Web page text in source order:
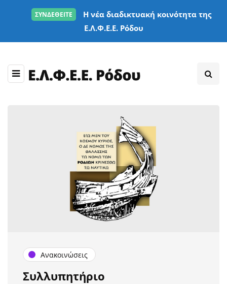
ΣΥΝΔΕΘΕΙΤΕ
Η νέα διαδικτυακή κοινότητα της
Ε.Λ.Φ.Ε.Ε. Ρόδου
Ανακοινώσεις
Συλλυπητήριο